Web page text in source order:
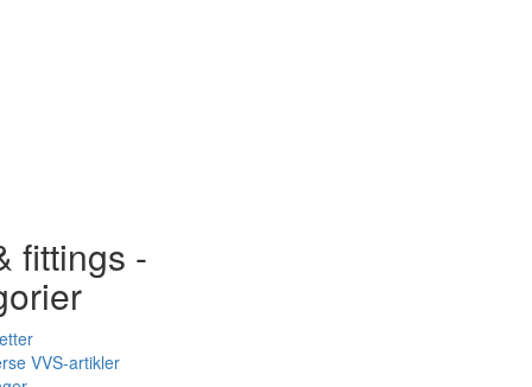
fittings -
VVS-artikler